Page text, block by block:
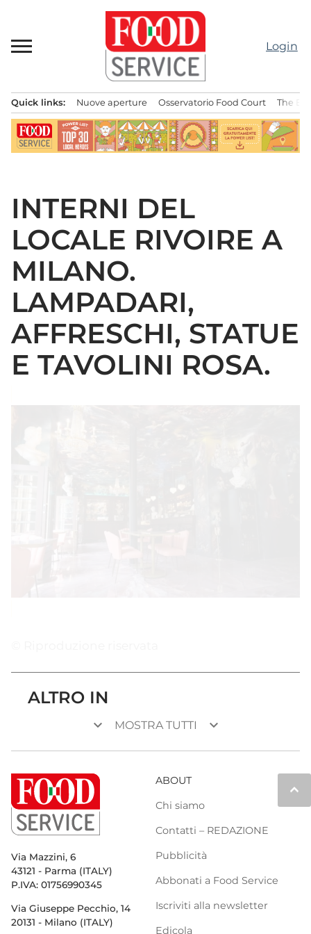
contenuto
Login
principale
Quick links: Nuove aperture Osservatorio Food Court The
INTERNI DEL
LOCALE RIVOIRE A
MILANO.
LAMPADARI,
AFFRESCHI, STATUE
E TAVOLINI ROSA.
ALTRO IN
keyboard_arrow_down MOSTRA TUTTI keyboard_arrow_down
keyboard_arrow_up
Via Mazzini, 6
43121 - Parma (ITALY)
P.IVA: 01756990345
Via Giuseppe Pecchio, 14
20131 - Milano (ITALY)
ABOUT
Chi siamo
Contatti – REDAZIONE
Pubblicità
Abbonati a Food Service
Iscriviti alla newsletter
Edicola